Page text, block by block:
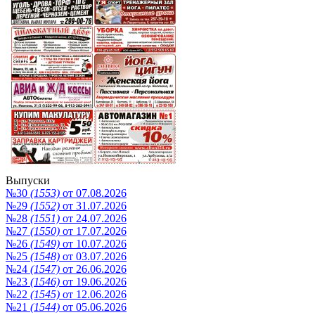
Выпуски
№30 (1553) от 07.08.2026
№29 (1552) от 31.07.2026
№28 (1551) от 24.07.2026
№27 (1550) от 17.07.2026
№26 (1549) от 10.07.2026
№25 (1548) от 03.07.2026
№24 (1547) от 26.06.2026
№23 (1546) от 19.06.2026
№22 (1545) от 12.06.2026
№21 (1544) от 05.06.2026